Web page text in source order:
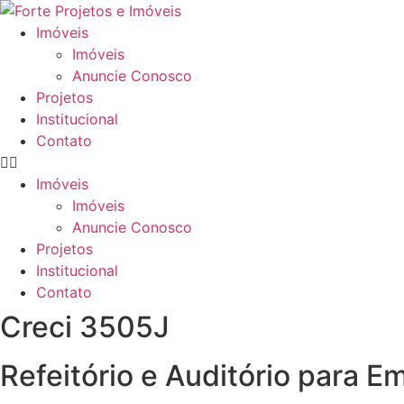
Ir
para
conteúdo
Imóveis
Imóveis
Anuncie Conosco
Projetos
Institucional
Contato
Imóveis
Imóveis
Anuncie Conosco
Projetos
Institucional
Contato
Creci 3505J
Refeitório e Auditório para